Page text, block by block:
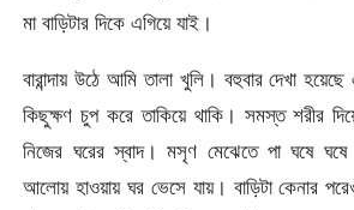
মা বাড়িটার দিকে এগিয়ে যাই।
বারান্দায় উঠে আমি তালা খুলি। বহুবার দেখা
কিছুক্ষণ চুপ করে তাকিয়ে থাকি। সমস্ত শরীর
নিজের ঘরের স্বাদ। মসৃণ মেঝেতে পা ঘষে ঘষে
আলোয় হাওয়ায় ঘর ভেসে যায়। বাড়িটা কেনার